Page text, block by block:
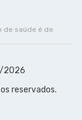
de saúde é de
2026
reservados.